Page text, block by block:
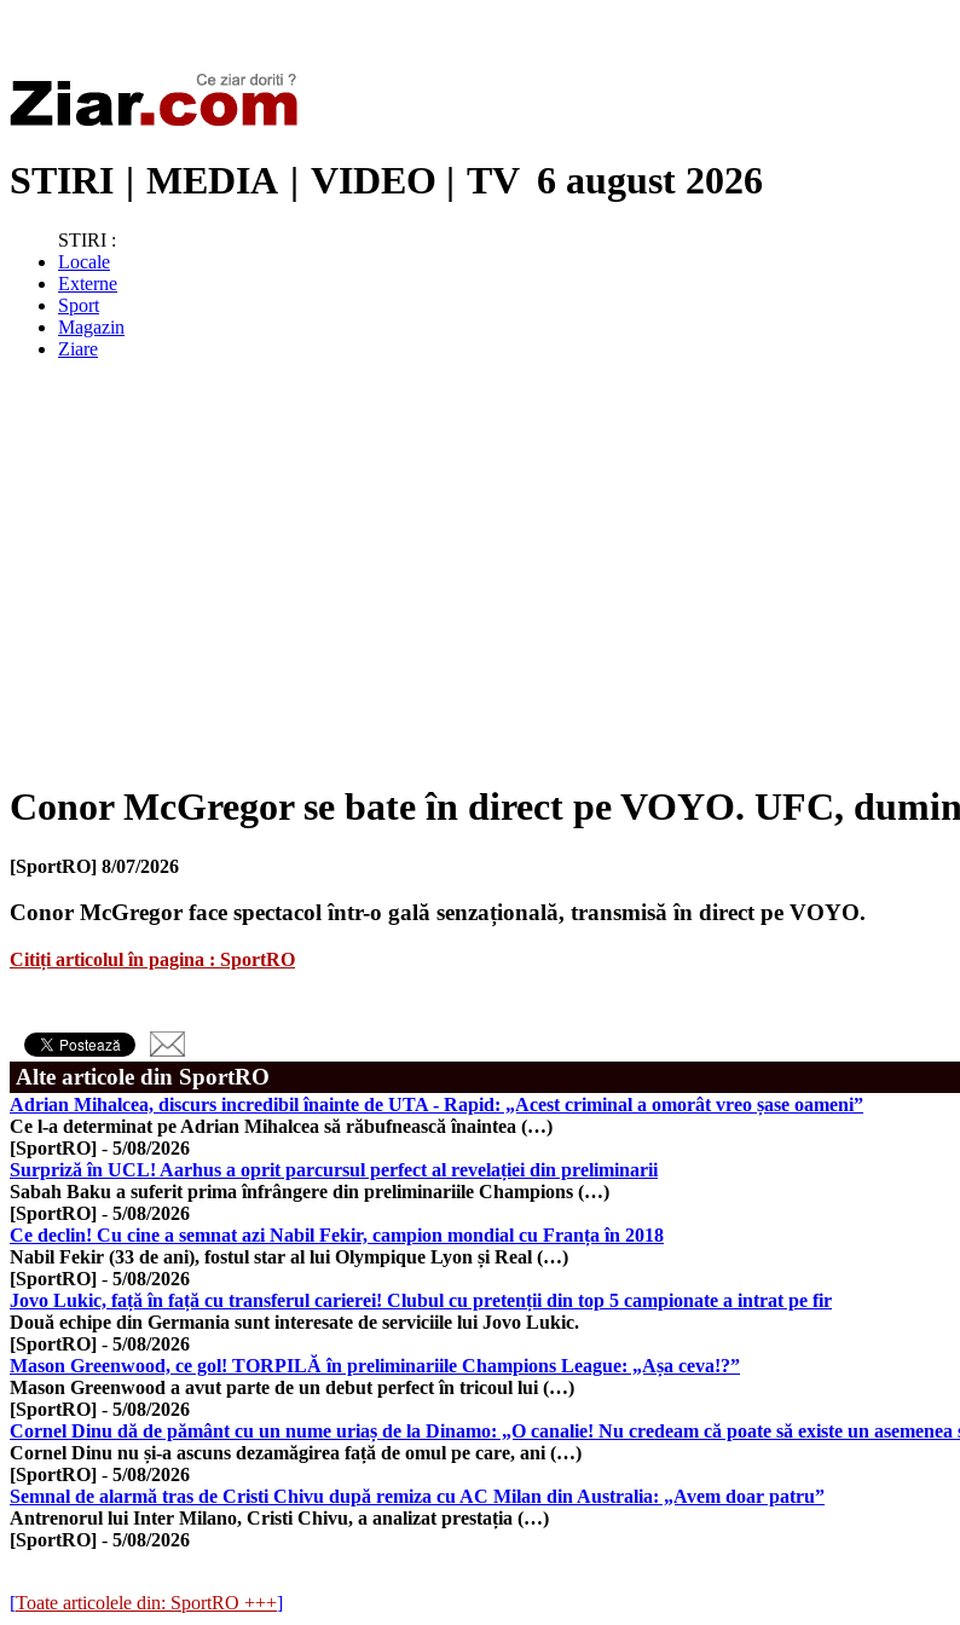
STIRI | MEDIA | VIDEO | TV 6 august 2026
STIRI :
Locale
Externe
Sport
Magazin
Ziare
Conor McGregor se bate în direct pe VOYO. UFC,
[SportRO] 8/07/2026
Conor McGregor face spectacol într-o gală senzațională, transmisă în direct pe VOYO.
Citiți articolul în pagina : SportRO
Alte articole din SportRO
Adrian Mihalcea, discurs incredibil înainte de UTA - Rapid: „Acest criminal a omorât vreo șase oameni”
Ce l-a determinat pe Adrian Mihalcea să răbufnească înaintea (…)
[SportRO] - 5/08/2026
Surpriză în UCL! Aarhus a oprit parcursul perfect al revelației din preliminarii
Sabah Baku a suferit prima înfrângere din preliminariile Champions (…)
[SportRO] - 5/08/2026
Ce declin! Cu cine a semnat azi Nabil Fekir, campion mondial cu Franța în 2018
Nabil Fekir (33 de ani), fostul star al lui Olympique Lyon și Real (…)
[SportRO] - 5/08/2026
Jovo Lukic, față în față cu transferul carierei! Clubul cu pretenții din top 5 campionate a intrat pe fir
Două echipe din Germania sunt interesate de serviciile lui Jovo Lukic.
[SportRO] - 5/08/2026
Mason Greenwood, ce gol! TORPILĂ în preliminariile Champions League: „Așa ceva!?”
Mason Greenwood a avut parte de un debut perfect în tricoul lui (…)
[SportRO] - 5/08/2026
Cornel Dinu dă de pământ cu un nume uriaș de la Dinamo: „O canalie! Nu credeam că poate să existe un asemenea
Cornel Dinu nu și-a ascuns dezamăgirea față de omul pe care, ani (…)
[SportRO] - 5/08/2026
Semnal de alarmă tras de Cristi Chivu după remiza cu AC Milan din Australia: „Avem doar patru”
Antrenorul lui Inter Milano, Cristi Chivu, a analizat prestația (…)
[SportRO] - 5/08/2026
[Toate articolele din: SportRO +++]